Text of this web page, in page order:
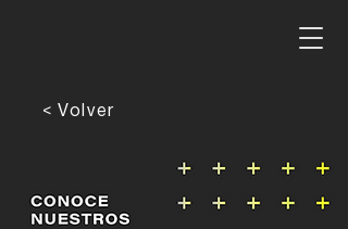
< Volver